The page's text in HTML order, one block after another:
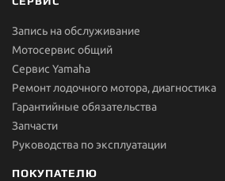
Запись на обслуживание
Мотосервис общий
Сервис Yamaha
Ремонт лодочного мотора, диагностика
Гарантийные обязательства
Запчасти
Руководства по эксплуатации
ПОКУПАТЕЛЮ